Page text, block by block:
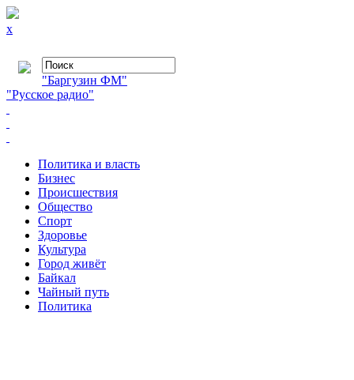
x
"Баргузин ФМ"
"Русское радио"
Политика и власть
Бизнес
Происшествия
Общество
Cпорт
Здоровье
Культура
Город живёт
Байкал
Чайный путь
Политика